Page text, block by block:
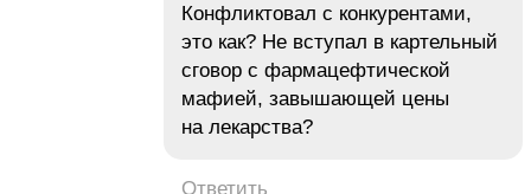
Конфликтовал с конкурентами,
это как? Не вступал в картельный
сговор с фармацефтической
мафией, завышающей цены
на лекарства?
Ответить